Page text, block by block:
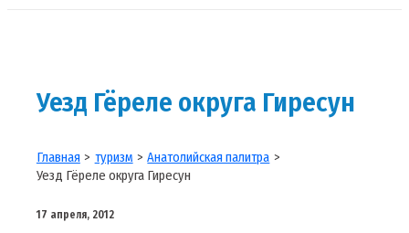
Уезд Гёреле округа Гиресун
Главная туризм
Анатолийская палитра
Уезд Гёреле округа Гиресун
17 апреля, 2012